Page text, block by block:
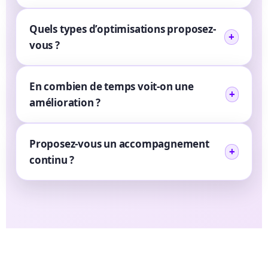
Quels types d’optimisations proposez-
vous ?
En combien de temps voit-on une
amélioration ?
Proposez-vous un accompagnement
continu ?